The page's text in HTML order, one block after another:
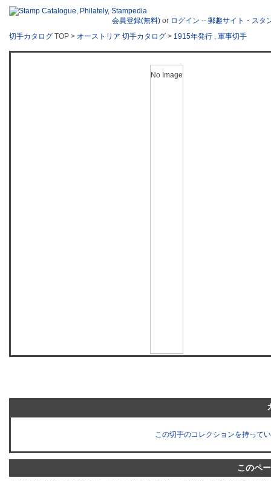
会員登録(無料) or ログイン -- 郵趣サイト・スタ
切手カタログ TOP > オーストリア 切手カタログ > 1915年発行 , 軍事切手
No Image
この切手のコレクションを持って
このペ